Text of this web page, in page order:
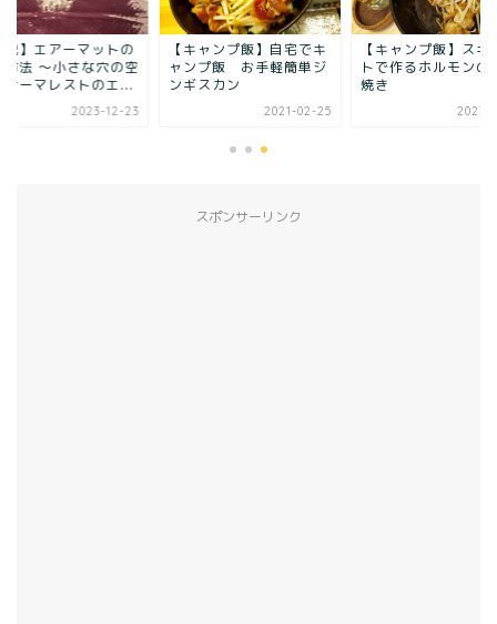
説】エアーマットの
方法 〜小さな穴の空
サーマレストのエ...
2023-12-23
【キャンプ飯】自宅でキ
ャンプ飯 お手軽簡単ジ
ンギスカン
2021-02-25
【キャンプ飯】スキ
トで作るホルモンの
焼き
2023-
スポンサーリンク